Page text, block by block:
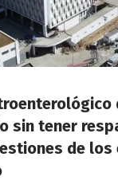
sin tener
de los